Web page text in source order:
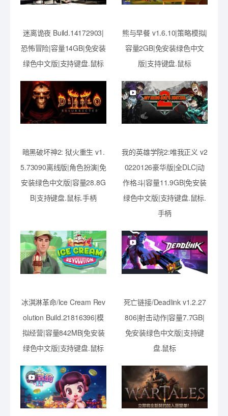
迷离诡夜 Build.14172903|
恐怖冒险|容量14GB|免安装
绿色中文版|支持键盘.鼠标
熊与早餐 v1.6.10|策略模拟|
容量2GB|免安装绿色中文
版|支持键盘.鼠标
暗黑破坏神2: 狱火重生 v1.
5.73090离线版|角色扮演|免
安装绿色中文版|容量28.8G
B|支持键盘.鼠标.手柄
我的英雄学院2:唯我正义 v2
0220126豪华版|全DLC|动
作格斗|容量11.9GB|免安装
绿色中文版|支持键盘.鼠标.
手柄
冰淇淋革命/Ice Cream Rev
olution Build.21816396|模
拟经营|容量842MB|免安装
绿色中文版|支持键盘.鼠标
死亡链接/Deadlink v1.2.27
806|射击动作|容量7.7GB|
免安装绿色中文版|支持键
盘.鼠标